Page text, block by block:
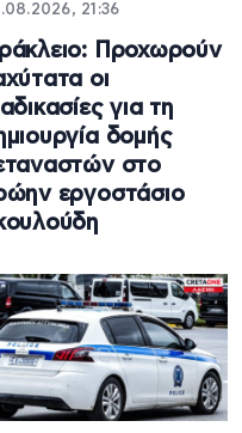
21:36
Προχωρούν
οι
για τη
δομής
στο
εργοστάσιο